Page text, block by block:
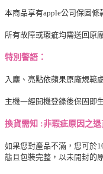
本商品享有apple公司保固
所有故障或瑕疵均需送回原
特別警語：
入塵、亮點依蘋果原廠規範
主機一經開機登錄後保固即
換貨需知 :非瑕疵原因之退
如果您對產品不滿，您可於
態且包裝完整，以未開封的